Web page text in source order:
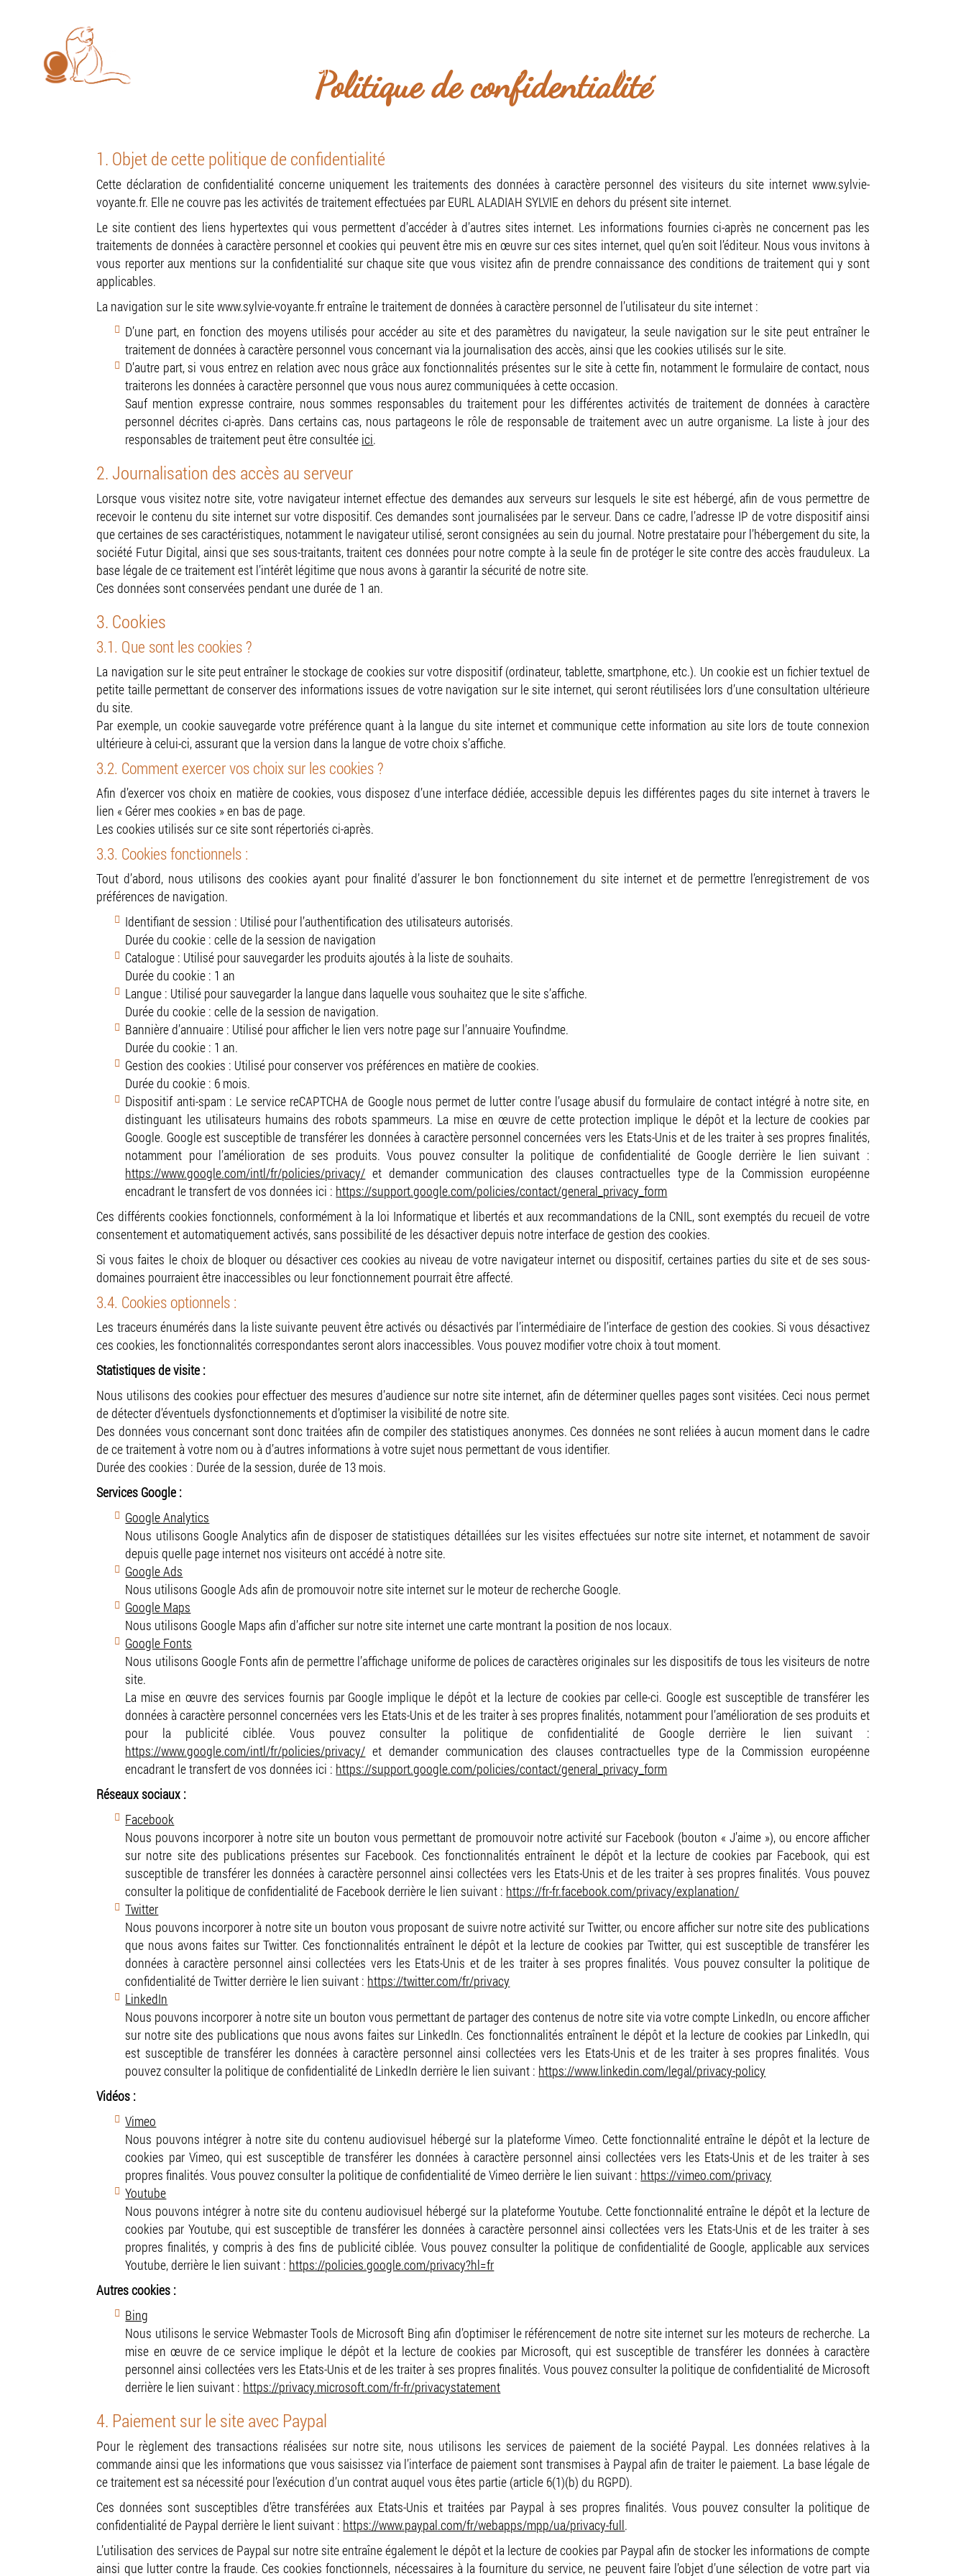
Accueil Présentation Services Prise de rendez-vous
Politique de confidentialité
Politique de confidentialité
1. Objet de cette politique de confidentialité
Cette déclaration de confidentialité concerne uniquement les traitements des données à caractère personnel des visiteurs du site internet www.sylvie-
voyante.fr. Elle ne couvre pas les activités de traitement effectuées par EURL ALADIAH SYLVIE en dehors du présent site internet.
Le site contient des liens hypertextes qui vous permettent d’accéder à d’autres sites internet. Les informations fournies ci-après ne concernent pas les
traitements de données à caractère personnel et cookies qui peuvent être mis en œuvre sur ces sites internet, quel qu’en soit l’éditeur. Nous vous invitons à
vous reporter aux mentions sur la confidentialité sur chaque site que vous visitez afin de prendre connaissance des conditions de traitement qui y sont
applicables.
La navigation sur le site www.sylvie-voyante.fr entraîne le traitement de données à caractère personnel de l’utilisateur du site internet :
D’une part, en fonction des moyens utilisés pour accéder au site et des paramètres du navigateur, la seule navigation sur le site peut entraîner le
traitement de données à caractère personnel vous concernant via la journalisation des accès, ainsi que les cookies utilisés sur le site.
D’autre part, si vous entrez en relation avec nous grâce aux fonctionnalités présentes sur le site à cette fin, notamment le formulaire de contact, nous
traiterons les données à caractère personnel que vous nous aurez communiquées à cette occasion.
Sauf mention expresse contraire, nous sommes responsables du traitement pour les différentes activités de traitement de données à caractère
personnel décrites ci-après. Dans certains cas, nous partageons le rôle de responsable de traitement avec un autre organisme. La liste à jour des
responsables de traitement peut être consultée ici.
2. Journalisation des accès au serveur
Lorsque vous visitez notre site, votre navigateur internet effectue des demandes aux serveurs sur lesquels le site est hébergé, afin de vous permettre de
recevoir le contenu du site internet sur votre dispositif. Ces demandes sont journalisées par le serveur. Dans ce cadre, l’adresse IP de votre dispositif ainsi
que certaines de ses caractéristiques, notamment le navigateur utilisé, seront consignées au sein du journal. Notre prestataire pour l’hébergement du site, la
société Futur Digital, ainsi que ses sous-traitants, traitent ces données pour notre compte à la seule fin de protéger le site contre des accès frauduleux. La
base légale de ce traitement est l’intérêt légitime que nous avons à garantir la sécurité de notre site.
Ces données sont conservées pendant une durée de 1 an.
3. Cookies
3.1. Que sont les cookies ?
La navigation sur le site peut entraîner le stockage de cookies sur votre dispositif (ordinateur, tablette, smartphone, etc.). Un cookie est un fichier textuel de
petite taille permettant de conserver des informations issues de votre navigation sur le site internet, qui seront réutilisées lors d’une consultation ultérieure
du site.
Par exemple, un cookie sauvegarde votre préférence quant à la langue du site internet et communique cette information au site lors de toute connexion
ultérieure à celui-ci, assurant que la version dans la langue de votre choix s’affiche.
3.2. Comment exercer vos choix sur les cookies ?
Afin d’exercer vos choix en matière de cookies, vous disposez d’une interface dédiée, accessible depuis les différentes pages du site internet à travers le
lien « Gérer mes cookies » en bas de page.
Les cookies utilisés sur ce site sont répertoriés ci-après.
3.3. Cookies fonctionnels :
Tout d’abord, nous utilisons des cookies ayant pour finalité d’assurer le bon fonctionnement du site internet et de permettre l’enregistrement de vos
préférences de navigation.
Identifiant de session : Utilisé pour l’authentification des utilisateurs autorisés.
Durée du cookie : celle de la session de navigation
Catalogue : Utilisé pour sauvegarder les produits ajoutés à la liste de souhaits.
Durée du cookie : 1 an
Langue : Utilisé pour sauvegarder la langue dans laquelle vous souhaitez que le site s’affiche.
Durée du cookie : celle de la session de navigation.
Bannière d’annuaire : Utilisé pour afficher le lien vers notre page sur l’annuaire Youfindme.
Durée du cookie : 1 an.
Gestion des cookies : Utilisé pour conserver vos préférences en matière de cookies.
Durée du cookie : 6 mois.
Dispositif anti-spam : Le service reCAPTCHA de Google nous permet de lutter contre l’usage abusif du formulaire de contact intégré à notre site, en
distinguant les utilisateurs humains des robots spammeurs. La mise en œuvre de cette protection implique le dépôt et la lecture de cookies par
Google. Google est susceptible de transférer les données à caractère personnel concernées vers les Etats-Unis et de les traiter à ses propres finalités,
notamment pour l’amélioration de ses produits. Vous pouvez consulter la politique de confidentialité de Google derrière le lien suivant :
https://www.google.com/intl/fr/policies/privacy/ et demander communication des clauses contractuelles type de la Commission européenne
encadrant le transfert de vos données ici : https://support.google.com/policies/contact/general_privacy_form
Ces différents cookies fonctionnels, conformément à la loi Informatique et libertés et aux recommandations de la CNIL, sont exemptés du recueil de votre
consentement et automatiquement activés, sans possibilité de les désactiver depuis notre interface de gestion des cookies.
Si vous faites le choix de bloquer ou désactiver ces cookies au niveau de votre navigateur internet ou dispositif, certaines parties du site et de ses sous-
domaines pourraient être inaccessibles ou leur fonctionnement pourrait être affecté.
3.4. Cookies optionnels :
Les traceurs énumérés dans la liste suivante peuvent être activés ou désactivés par l’intermédiaire de l’interface de gestion des cookies. Si vous désactivez
ces cookies, les fonctionnalités correspondantes seront alors inaccessibles. Vous pouvez modifier votre choix à tout moment.
Statistiques de visite :
Nous utilisons des cookies pour effectuer des mesures d’audience sur notre site internet, afin de déterminer quelles pages sont visitées. Ceci nous permet
de détecter d’éventuels dysfonctionnements et d’optimiser la visibilité de notre site.
Des données vous concernant sont donc traitées afin de compiler des statistiques anonymes. Ces données ne sont reliées à aucun moment dans le cadre
de ce traitement à votre nom ou à d’autres informations à votre sujet nous permettant de vous identifier.
Durée des cookies : Durée de la session, durée de 13 mois.
Services Google :
Google Analytics
Nous utilisons Google Analytics afin de disposer de statistiques détaillées sur les visites effectuées sur notre site internet, et notamment de savoir
depuis quelle page internet nos visiteurs ont accédé à notre site.
Google Ads
Nous utilisons Google Ads afin de promouvoir notre site internet sur le moteur de recherche Google.
Google Maps
Nous utilisons Google Maps afin d’afficher sur notre site internet une carte montrant la position de nos locaux.
Google Fonts
Nous utilisons Google Fonts afin de permettre l’affichage uniforme de polices de caractères originales sur les dispositifs de tous les visiteurs de notre
site.
La mise en œuvre des services fournis par Google implique le dépôt et la lecture de cookies par celle-ci. Google est susceptible de transférer les
données à caractère personnel concernées vers les Etats-Unis et de les traiter à ses propres finalités, notamment pour l’amélioration de ses produits et
pour la publicité ciblée. Vous pouvez consulter la politique de confidentialité de Google derrière le lien suivant :
https://www.google.com/intl/fr/policies/privacy/ et demander communication des clauses contractuelles type de la Commission européenne
encadrant le transfert de vos données ici : https://support.google.com/policies/contact/general_privacy_form
Réseaux sociaux :
Facebook
Nous pouvons incorporer à notre site un bouton vous permettant de promouvoir notre activité sur Facebook (bouton « J’aime »), ou encore afficher
sur notre site des publications présentes sur Facebook. Ces fonctionnalités entraînent le dépôt et la lecture de cookies par Facebook, qui est
susceptible de transférer les données à caractère personnel ainsi collectées vers les Etats-Unis et de les traiter à ses propres finalités. Vous pouvez
consulter la politique de confidentialité de Facebook derrière le lien suivant : https://fr-fr.facebook.com/privacy/explanation/
Twitter
Nous pouvons incorporer à notre site un bouton vous proposant de suivre notre activité sur Twitter, ou encore afficher sur notre site des publications
que nous avons faites sur Twitter. Ces fonctionnalités entraînent le dépôt et la lecture de cookies par Twitter, qui est susceptible de transférer les
données à caractère personnel ainsi collectées vers les Etats-Unis et de les traiter à ses propres finalités. Vous pouvez consulter la politique de
confidentialité de Twitter derrière le lien suivant : https://twitter.com/fr/privacy
LinkedIn
Nous pouvons incorporer à notre site un bouton vous permettant de partager des contenus de notre site via votre compte LinkedIn, ou encore afficher
sur notre site des publications que nous avons faites sur LinkedIn. Ces fonctionnalités entraînent le dépôt et la lecture de cookies par LinkedIn, qui
est susceptible de transférer les données à caractère personnel ainsi collectées vers les Etats-Unis et de les traiter à ses propres finalités. Vous
pouvez consulter la politique de confidentialité de LinkedIn derrière le lien suivant : https://www.linkedin.com/legal/privacy-policy
Vidéos :
Vimeo
Nous pouvons intégrer à notre site du contenu audiovisuel hébergé sur la plateforme Vimeo. Cette fonctionnalité entraîne le dépôt et la lecture de
cookies par Vimeo, qui est susceptible de transférer les données à caractère personnel ainsi collectées vers les Etats-Unis et de les traiter à ses
propres finalités. Vous pouvez consulter la politique de confidentialité de Vimeo derrière le lien suivant : https://vimeo.com/privacy
Youtube
Nous pouvons intégrer à notre site du contenu audiovisuel hébergé sur la plateforme Youtube. Cette fonctionnalité entraîne le dépôt et la lecture de
cookies par Youtube, qui est susceptible de transférer les données à caractère personnel ainsi collectées vers les Etats-Unis et de les traiter à ses
propres finalités, y compris à des fins de publicité ciblée. Vous pouvez consulter la politique de confidentialité de Google, applicable aux services
Youtube, derrière le lien suivant : https://policies.google.com/privacy?hl=fr
Autres cookies :
Bing
Nous utilisons le service Webmaster Tools de Microsoft Bing afin d’optimiser le référencement de notre site internet sur les moteurs de recherche. La
mise en œuvre de ce service implique le dépôt et la lecture de cookies par Microsoft, qui est susceptible de transférer les données à caractère
personnel ainsi collectées vers les Etats-Unis et de les traiter à ses propres finalités. Vous pouvez consulter la politique de confidentialité de Microsoft
derrière le lien suivant : https://privacy.microsoft.com/fr-fr/privacystatement
4. Paiement sur le site avec Paypal
Pour le règlement des transactions réalisées sur notre site, nous utilisons les services de paiement de la société Paypal. Les données relatives à la
commande ainsi que les informations que vous saisissez via l’interface de paiement sont transmises à Paypal afin de traiter le paiement. La base légale de
ce traitement est sa nécessité pour l’exécution d’un contrat auquel vous êtes partie (article 6(1)(b) du RGPD).
Ces données sont susceptibles d’être transférées aux Etats-Unis et traitées par Paypal à ses propres finalités. Vous pouvez consulter la politique de
confidentialité de Paypal derrière le lient suivant : https://www.paypal.com/fr/webapps/mpp/ua/privacy-full.
L’utilisation des services de Paypal sur notre site entraîne également le dépôt et la lecture de cookies par Paypal afin de stocker les informations de compte
ainsi que lutter contre la fraude. Ces cookies fonctionnels, nécessaires à la fourniture du service, ne peuvent faire l’objet d’une sélection de votre part via